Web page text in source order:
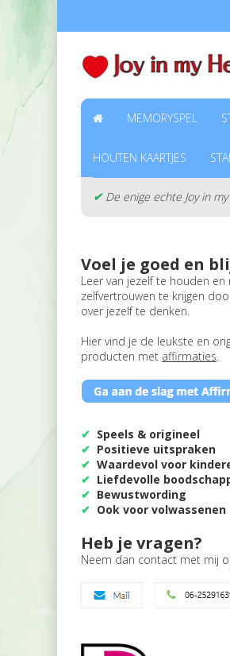
MEMORYSPEL
HOUTEN KAARTJES
✔De enige echte Joy in
Voel je goed en
Leer van jezelf te houden en
zelfvertrouwen te krijgen
over jezelf te denken.
Hier vind je de leukste en
producten met affirmaties.
✔ Speels & origineel
✔ Positieve uitspraken
✔ Waardevol voor
✔ Liefdevolle
✔ Bewustwording
✔ Ook voor volwassenen
Heb je vragen?
Neem dan contact met mij